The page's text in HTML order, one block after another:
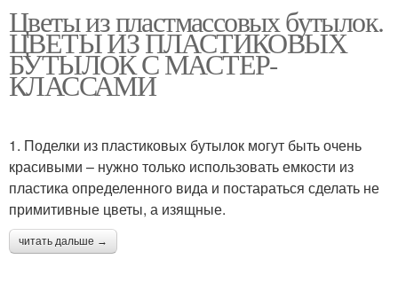
Цветы из пластмассовых бутылок.
ЦВЕТЫ ИЗ ПЛАСТИКОВЫХ
БУТЫЛОК С МАСТЕР-
КЛАССАМИ
1. Поделки из пластиковых бутылок могут быть очень
красивыми – нужно только использовать емкости из
пластика определенного вида и постараться сделать не
примитивные цветы, а изящные.
читать дальше →